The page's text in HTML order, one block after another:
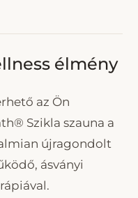
élmény
az Ön
Szikla szauna a
újragondolt
ásványi